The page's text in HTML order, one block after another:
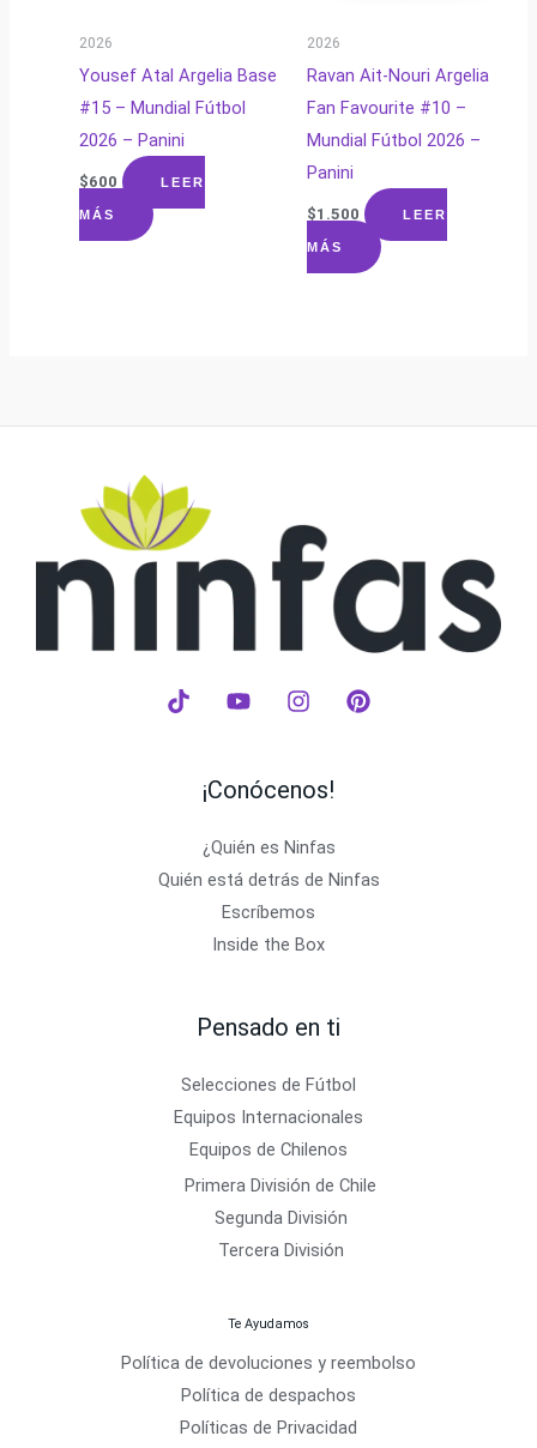
2026
Yousef Atal Argelia Base
#15 – Mundial Fútbol
2026 – Panini
$600 LEER
MÁS
2026
Ravan Ait-Nouri Argelia
Fan Favourite #10 –
Mundial Fútbol 2026 –
Panini
$1.500 LEER
MÁS
¡Conócenos!
¿Quién es Ninfas
Quién está detrás de Ninfas
Escríbemos
Inside the Box
Pensado en ti
Selecciones de Fútbol
Equipos Internacionales
Equipos de Chilenos
Primera División de Chile
Segunda División
Tercera División
Te Ayudamos
Política de devoluciones y reembolso
Política de despachos
Políticas de Privacidad